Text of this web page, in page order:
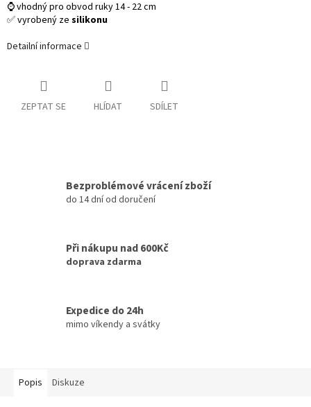
⌚ vhodný pro obvod ruky 14 - 22 cm
✅ vyrobený ze silikonu
Detailní informace
ZEPTAT SE HLÍDAT SDÍLET
Bezproblémové vrácení zboží
do 14 dní od doručení
Při nákupu nad 600Kč
doprava zdarma
Expedice do 24h
mimo víkendy a svátky
Popis Diskuze